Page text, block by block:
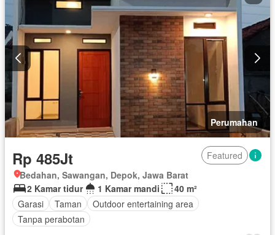
Perumahan
Rp 485Jt
Featured
Bedahan, Sawangan, Depok, Jawa Barat
2 Kamar tidur
1 Kamar mandi
40 m²
Garasi
Taman
Outdoor entertaining area
Tanpa perabotan